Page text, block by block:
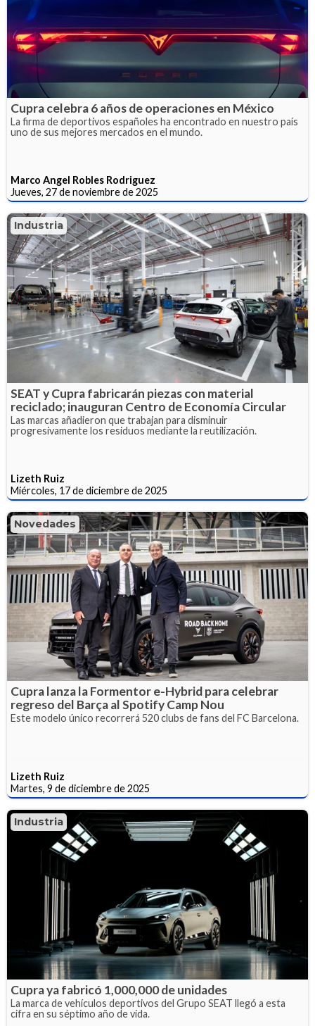
Cupra celebra 6 años de operaciones en México
La firma de deportivos españoles ha encontrado en nuestro país
uno de sus mejores mercados en el mundo.
Marco Angel Robles Rodriguez
Jueves, 27 de noviembre de 2025
Industria
SEAT y Cupra fabricarán piezas con material
reciclado; inauguran Centro de Economía Circular
Las marcas añadieron que trabajan para disminuir
progresivamente los residuos mediante la reutilización.
Lizeth Ruiz
Miércoles, 17 de diciembre de 2025
Novedades
Cupra lanza la Formentor e-Hybrid para celebrar
regreso del Barça al Spotify Camp Nou
Este modelo único recorrerá 520 clubs de fans del FC Barcelona.
Lizeth Ruiz
Martes, 9 de diciembre de 2025
Industria
Cupra ya fabricó 1,000,000 de unidades
La marca de vehículos deportivos del Grupo SEAT llegó a esta
cifra en su séptimo año de vida.